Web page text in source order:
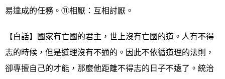
易達成的任務。⑪相厭：互相討厭。
【白話】國家有亡國的君主，世上沒有亡國的道。人有不得
志的時候，但是道理沒有不通的。因此不依循道理的法則，
卻專擅自己的才能，那麼他距離不得志的日子不遠了。統治